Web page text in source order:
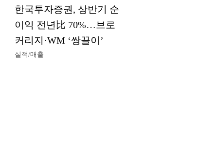
한국투자증권, 상반기 순
이익 전년比 70%…브로
커리지·WM ‘쌍끌이’
실적/매출